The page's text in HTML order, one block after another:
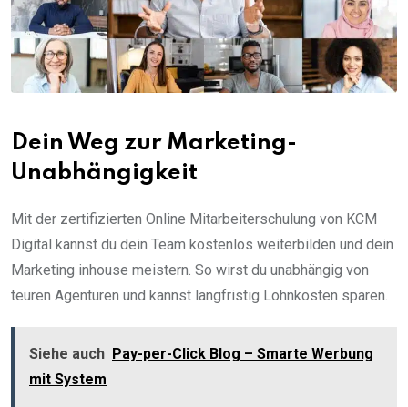
Dein Weg zur Marketing-
Unabhängigkeit
Mit der zertifizierten Online Mitarbeiterschulung von KCM
Digital kannst du dein Team kostenlos weiterbilden und dein
Marketing inhouse meistern. So wirst du unabhängig von
teuren Agenturen und kannst langfristig Lohnkosten sparen.
Siehe auch Pay-per-Click Blog – Smarte Werbung
mit System